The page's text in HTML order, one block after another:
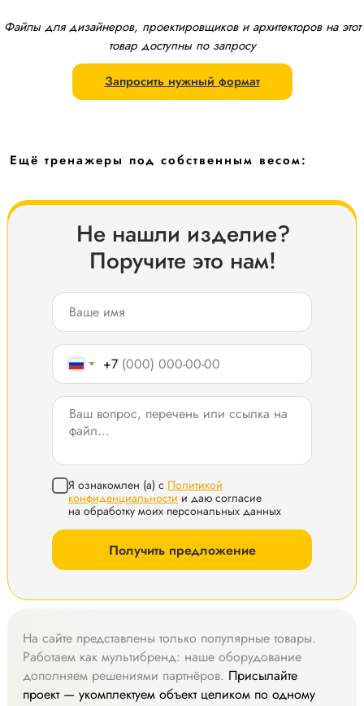
Файлы для дизайнеров, проектировщиков и архитекторов на этот
товар доступны по запросу
Запросить нужный формат
Ещё тренажеры под собственным весом:
Не нашли изделие?
Поручите это нам!
На сайте представлены только популярные товары.
Работаем как мультибренд: наше оборудование
дополняем решениями партнёров. Присылайте
проект — укомплектуем объект целиком по одному
+7
Я ознакомлен (а) с Политикой
конфиденциальности и даю согласие
на обработку моих персональных данных
Получить предложение